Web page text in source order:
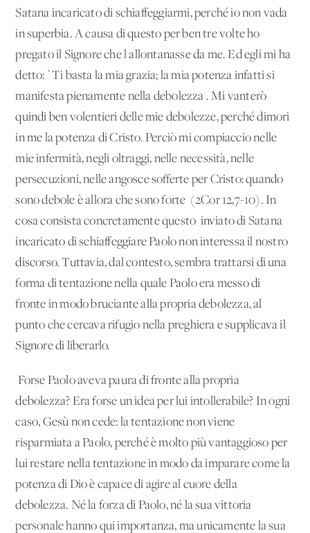
Satana incaricato di schiaffeggiarmi, perché io non va­da
in superbia. A causa di questo per ben tre volte ho
pregato il Signore che l'allontanasse da me. Ed egli mi ha
detto: `Ti ba­sta la mia grazia; la mia potenza infatti si
manifesta pienamente nella debolezza'. Mi vanterò
quindi ben volentieri delle mie de­bolezze, perché dimori
in me la potenza di Cristo. Perciò mi com­piaccio nelle
mie infermità, negli oltraggi, nelle necessità, nelle
persecuzioni, nelle angosce sofferte per Cristo: quando
sono de­bole è allora che sono forte' (2Cor 12,7-10). In
cosa consista concretamente questo 'inviato di Satana'
incaricato di schiaf­feggiare Paolo non interessa il nostro
discorso. Tuttavia, dal con­testo, sembra trattarsi di una
forma di tentazione nella quale Paolo era messo di
fronte in modo bruciante alla propria debo­lezza, al
punto che cercava rifugio nella preghiera e supplicava il
Signore di liberarlo.
Forse Paolo aveva paura di fronte alla propria
debolezza? Era forse un'idea per lui intollerabile? In ogni
caso, Gesù non cede: la tentazione non viene
risparmiata a Pao­lo, perché è molto più vantaggioso per
lui restare nella tentazio­ne in modo da imparare come la
potenza di Dio è capace di agi­re al cuore della
debolezza. Né la forza di Paolo, né la sua vitto­ria
personale hanno qui importanza, ma unicamente la sua